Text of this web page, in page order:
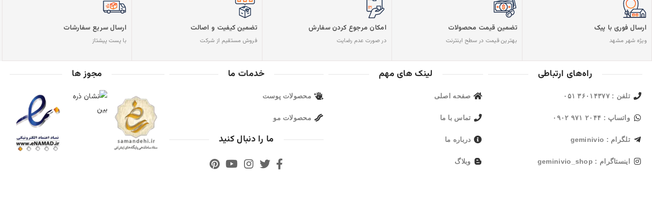
ارسال فوری با پیک
ویژه شهر مشهد
تضمین قیمت محصولات
بهترین قیمت در سطح اینترنت
امکان مرجوع کردن سفارش
در صورت عدم رضایت
تضمین کیفیت و اصالت
فروش مستقیم از شرکت
ارسال سریع سفارشات
با پست پیشتاز
راه‌های ارتباطی
تلفن : ۳۶۰۱۴۳۷۷ ۰۵۱
واتساپ : ۲۰۴۴ ۹۷۱ ۰۹۰۲
تلگرام : geminivio
اینستاگرام : geminivio_shop
لینک های مهم
صفحه اصلی
تماس با ما
درباره ما
وبلاگ
خدمات ما
محصولات پوست
محصولات مو
ما را دنبال کنید
مجوز ها